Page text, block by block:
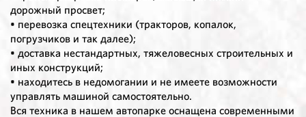
дорожный просвет;
• перевозка спецтехники (тракторов, копалок,
погрузчиков и так далее);
• доставка нестандартных, тяжеловесных строительных и
иных конструкций;
• находитесь в недомогании и не имеете возможности
управлять машиной самостоятельно.
Вся техника в нашем автопарке оснащена современными